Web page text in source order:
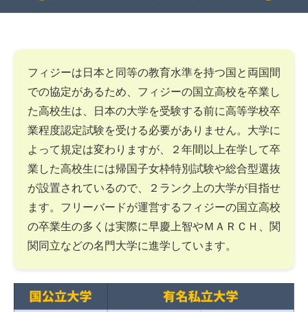
フィジーは日本と同等の教育水準を持つ国と両国間
での協定があるため、フィジーの国立高校を卒業し
た高校生は、日本の大学を受験する前に高等学校卒
業程度認定試験を受ける必要がありません。大学に
よって規定は変わりますが、２年間以上在学して卒
業した高校生には帰国子女枠特別試験や総合型選抜
が設置されているので、２ランク上の大学が目指せ
ます。フリーバードが運営するフィジーの国立高校
の卒業生の多くは実際に早慶上智やＭＡＲＣＨ、関
関同立などの名門大学に進学しています。